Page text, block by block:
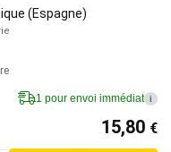
(Espagne)
1 pour envoi immédiat i
15,80 €